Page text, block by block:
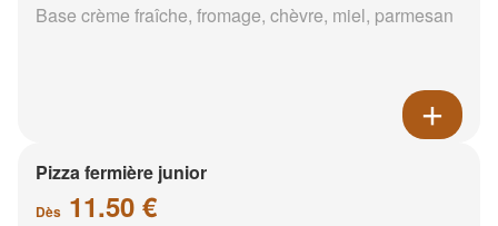
Base crème fraîche, fromage, chèvre, miel, parmesan
Pizza fermière junior
Dès 11.50 €